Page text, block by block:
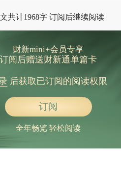
共计1968字 订阅后继续阅读
财新mini+会员专享
订阅后赠送财新通单篇卡
后获取已订阅的阅读权限
订阅
全年畅览 轻松阅读